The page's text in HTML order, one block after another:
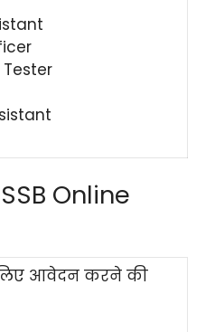
Online
लिए आवेदन करने की